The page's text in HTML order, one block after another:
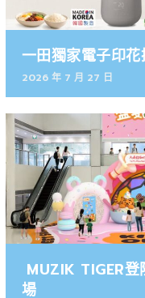
一田獨家電子印
2026 年 7 月 27 日
MUZIK TIGER
場